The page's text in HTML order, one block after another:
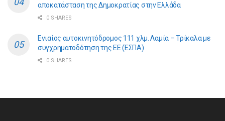
αποκατάσταση της Δημοκρατίας στην Ελλάδα
0 SHARES
Ενιαίος αυτοκινητόδρομος 111 χλμ. Λαμία – Τρίκαλα με
συγχρηματοδότηση της ΕE (ΕΣΠΑ)
0 SHARES